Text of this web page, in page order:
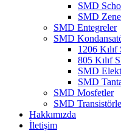
SMD
SMD
SMD Entegreler
SMD
1206
805 Kılıf
SMD
SMD
SMD Mosfetler
SMD
Hakkımızda
İletişim